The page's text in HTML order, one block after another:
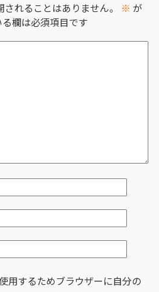
れることはありません。 ※ が
欄は必須項目です
用するためブラウザーに自分の